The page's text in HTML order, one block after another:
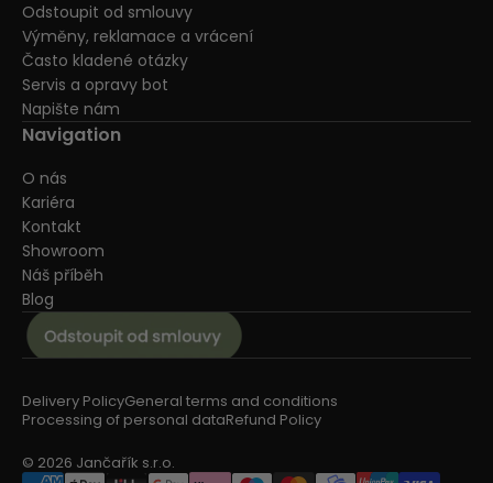
Odstoupit od smlouvy
Výměny, reklamace a vrácení
Často kladené otázky
Servis a opravy bot
Napište nám
Navigation
O nás
Kariéra
Kontakt
Showroom
Náš příběh
Blog
Delivery PolicyGeneral terms and conditions
Processing of personal dataRefund Policy
© 2026 Jančařík s.r.o.